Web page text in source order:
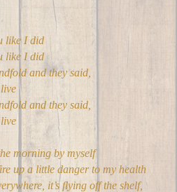
like I did
like I did
and they said,
and they said,
morning by myself
up a little danger to my health
it’s flying off the shelf,